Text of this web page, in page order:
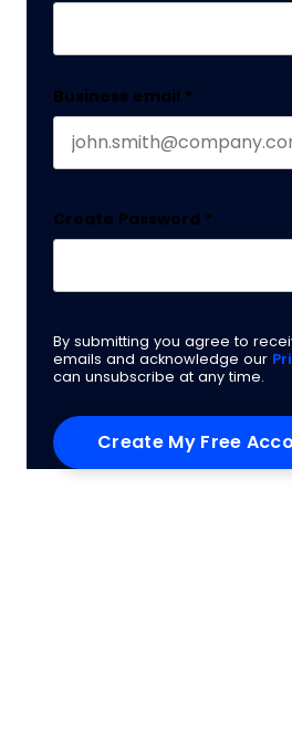
Business email *
Create Password *
By submitting you agree to
emails and acknowledge our
can unsubscribe at any time.